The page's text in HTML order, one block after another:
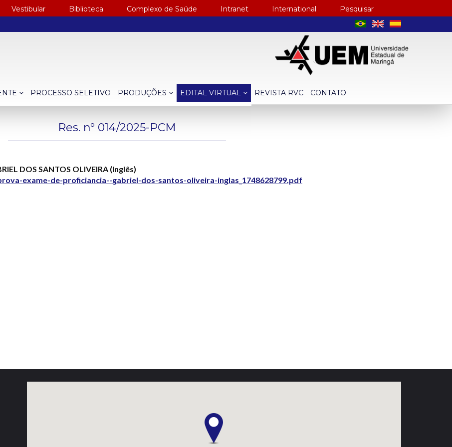
Vestibular Biblioteca Complexo de Saúde Intranet International Pesquisar
PROCESSO SELETIVO PRODUÇÕES EDITAL VIRTUAL REVISTA RVC CONTATO
Res. nº 014/2025-PCM
DOS SANTOS OLIVEIRA (Inglês)
exame-de-proficiancia--gabriel-dos-santos-oliveira-inglas_1748628799.pdf